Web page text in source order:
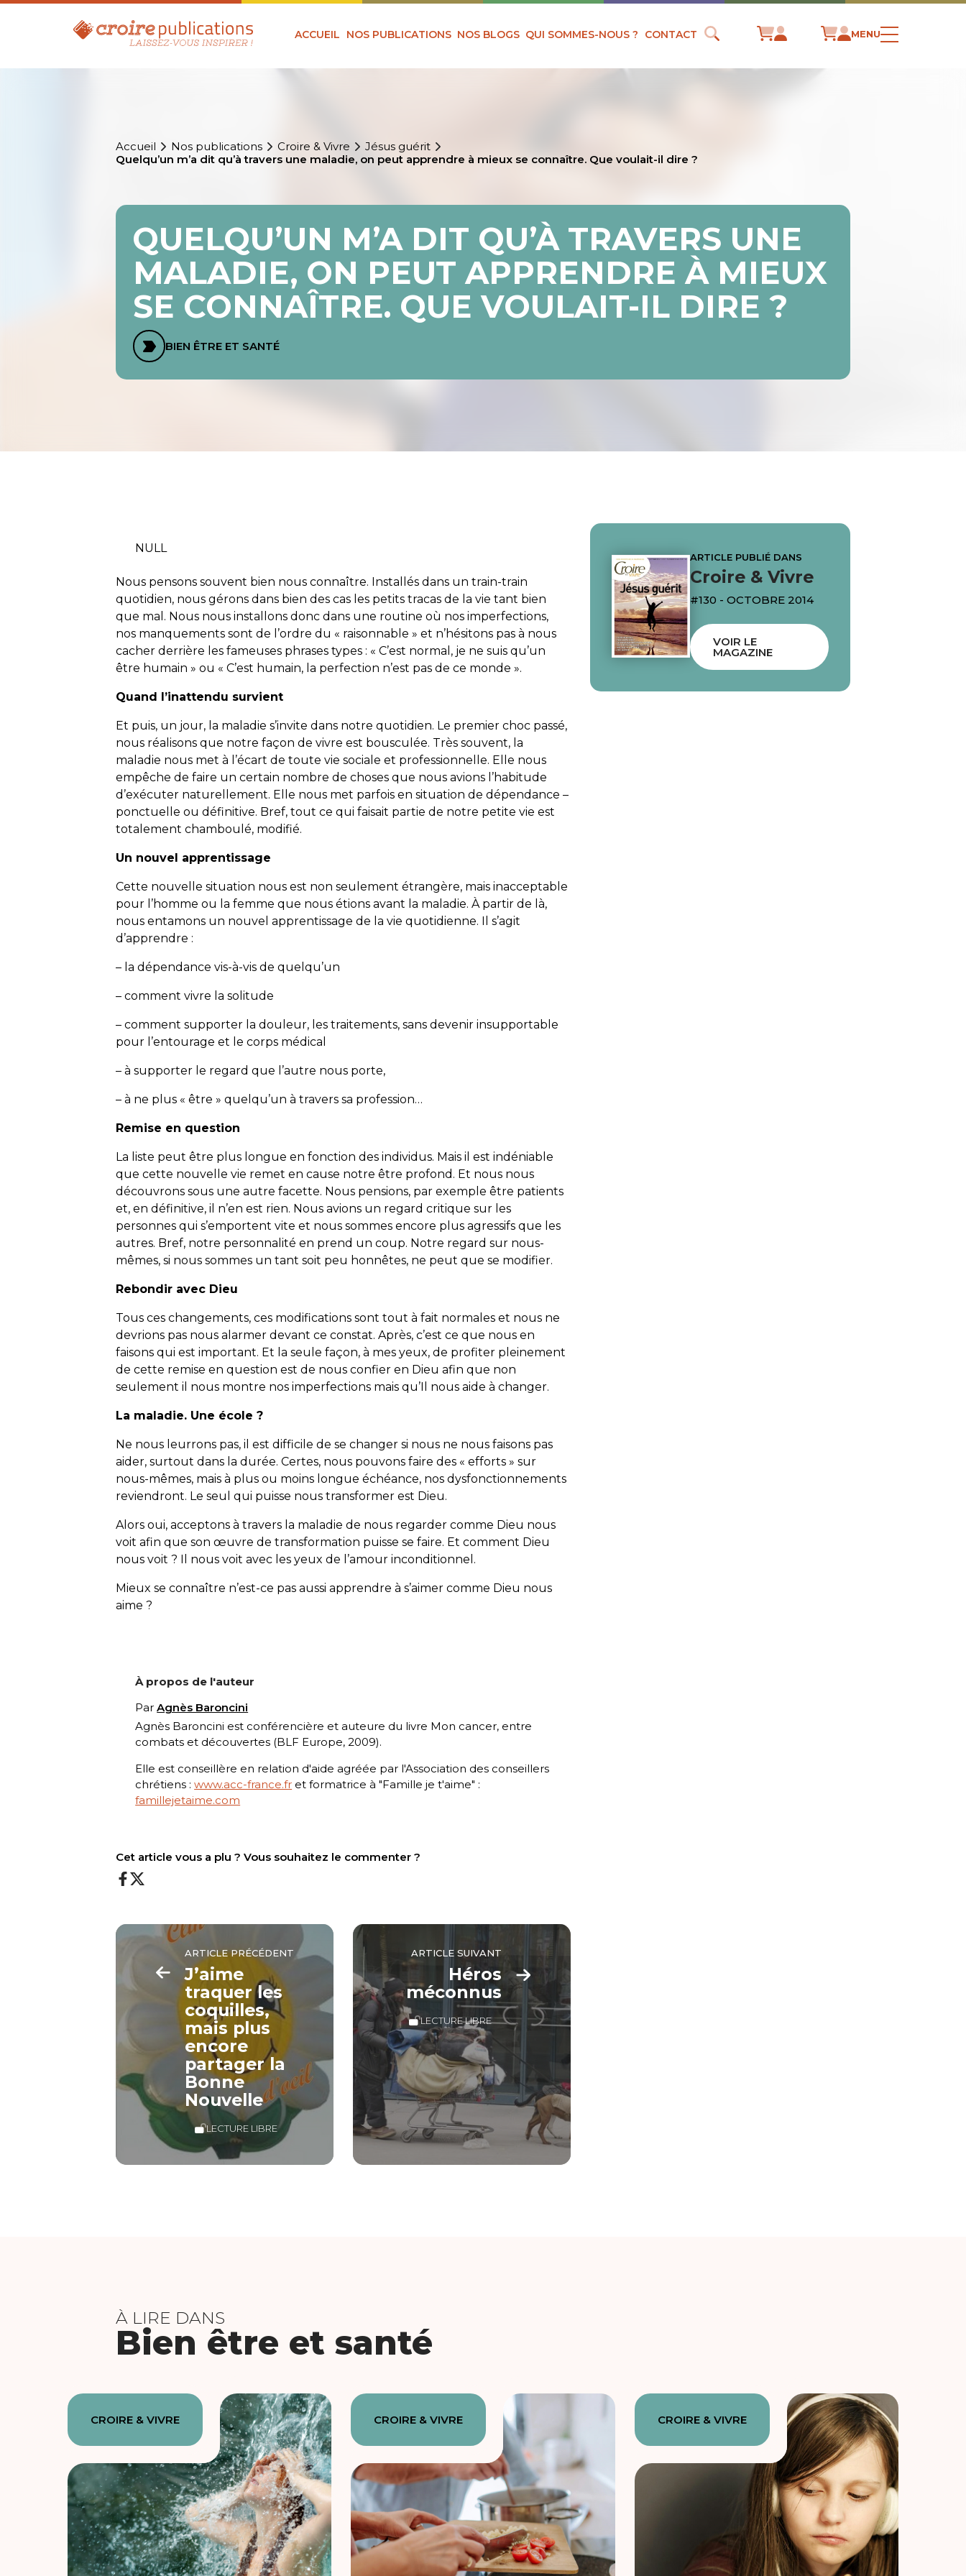
ACCUEIL NOS PUBLICATIONS NOS BLOGS QUI SOMMES-NOUS ? CONTACT MENU
Accueil Nos publications Croire & Vivre
Jésus guérit
Quelqu’un m’a dit qu’à travers une maladie, on peut apprendre à mieux se connaître. Que voulait-il dire ?
QUELQU’UN M’A DIT QU’À TRAVERS UNE
MALADIE, ON PEUT APPRENDRE À MIEUX
SE CONNAÎTRE. QUE VOULAIT-IL DIRE ?
BIEN ÊTRE ET SANTÉ
NULL
Nous pensons souvent bien nous connaître. Installés dans un train-train
quotidien, nous gérons dans bien des cas les petits tracas de la vie tant bien
que mal. Nous nous installons donc dans une routine où nos imperfections,
nos manquements sont de l’ordre du « raisonnable » et n’hésitons pas à nous
cacher derrière les fameuses phrases types : « C’est normal, je ne suis qu’un
être humain » ou « C’est humain, la perfection n’est pas de ce monde ».
Quand l’inattendu survient
Et puis, un jour, la maladie s’invite dans notre quotidien. Le premier choc passé,
nous réalisons que notre façon de vivre est bousculée. Très souvent, la
maladie nous met à l’écart de toute vie sociale et professionnelle. Elle nous
empêche de faire un certain nombre de choses que nous avions l’habitude
d’exécuter naturellement. Elle nous met parfois en situation de dépendance –
ponctuelle ou définitive. Bref, tout ce qui faisait partie de notre petite vie est
totalement chamboulé, modifié.
Un nouvel apprentissage
Cette nouvelle situation nous est non seulement étrangère, mais inacceptable
pour l’homme ou la femme que nous étions avant la maladie. À partir de là,
nous entamons un nouvel apprentissage de la vie quotidienne. Il s’agit
d’apprendre :
– la dépendance vis-à-vis de quelqu’un
– comment vivre la solitude
– comment supporter la douleur, les traitements, sans devenir insupportable
pour l’entourage et le corps médical
– à supporter le regard que l’autre nous porte,
– à ne plus « être » quelqu’un à travers sa profession…
Remise en question
La liste peut être plus longue en fonction des individus. Mais il est indéniable
que cette nouvelle vie remet en cause notre être profond. Et nous nous
découvrons sous une autre facette. Nous pensions, par exemple être patients
et, en définitive, il n’en est rien. Nous avions un regard critique sur les
personnes qui s’emportent vite et nous sommes encore plus agressifs que les
autres. Bref, notre personnalité en prend un coup. Notre regard sur nous-
mêmes, si nous sommes un tant soit peu honnêtes, ne peut que se modifier.
Rebondir avec Dieu
Tous ces changements, ces modifications sont tout à fait normales et nous ne
devrions pas nous alarmer devant ce constat. Après, c’est ce que nous en
faisons qui est important. Et la seule façon, à mes yeux, de profiter pleinement
de cette remise en question est de nous confier en Dieu afin que non
seulement il nous montre nos imperfections mais qu’Il nous aide à changer.
La maladie. Une école ?
Ne nous leurrons pas, il est difficile de se changer si nous ne nous faisons pas
aider, surtout dans la durée. Certes, nous pouvons faire des « efforts » sur
nous-mêmes, mais à plus ou moins longue échéance, nos dysfonctionnements
reviendront. Le seul qui puisse nous transformer est Dieu.
Alors oui, acceptons à travers la maladie de nous regarder comme Dieu nous
voit afin que son œuvre de transformation puisse se faire. Et comment Dieu
nous voit ? Il nous voit avec les yeux de l’amour inconditionnel.
Mieux se connaître n’est-ce pas aussi apprendre à s’aimer comme Dieu nous
aime ?
À propos de l'auteur
ParAgnès Baroncini
Agnès Baroncini est conférencière et auteure du livre Mon cancer, entre
combats et découvertes (BLF Europe, 2009).
Elle est conseillère en relation d'aide agréée par l'Association des conseillers
chrétiens :www.acc-france.fr et formatrice à "Famille je t'aime" :
famillejetaime.com
Cet article vous a plu ? Vous souhaitez le commenter ?
ARTICLE PRÉCÉDENT
J’aime
traquer les
coquilles,
mais plus
encore
partager la
Bonne
Nouvelle
LECTURE LIBRE
ARTICLE SUIVANT
Héros
méconnus
LECTURE LIBRE
ARTICLE PUBLIÉ DANS
Croire & Vivre
#130 - OCTOBRE 2014
VOIR LE
MAGAZINE
À LIRE DANS
Bien être et santé
CROIRE & VIVRE CROIRE & VIVRE CROIRE & VIVRE